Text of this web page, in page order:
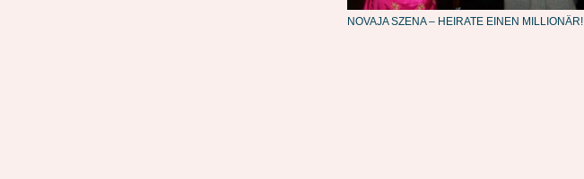
NOVAJA SZENA – HEIRATE EINEN MILLIONÄR!